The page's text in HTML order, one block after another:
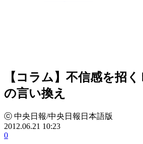
【コラム】不信感を招
の言い換え
ⓒ 中央日報/中央日報日本語版
2012.06.21 10:23
0